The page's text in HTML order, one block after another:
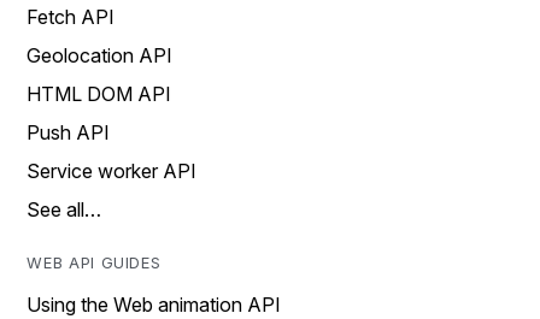
Fetch API
Geolocation API
HTML DOM API
Push API
Service worker API
See all…
WEB API GUIDES
Using the Web animation API